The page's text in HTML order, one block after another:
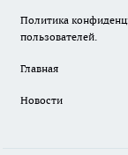
Политика
пользователей.
Главная
Новости